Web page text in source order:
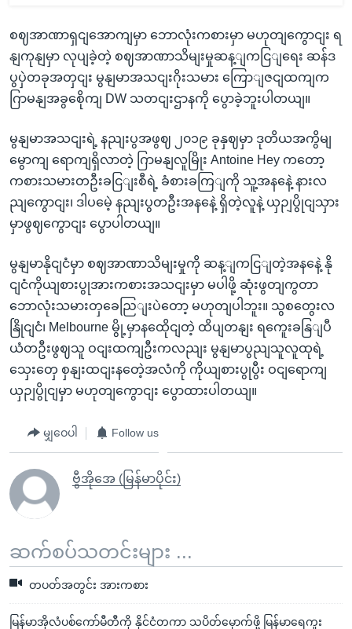
စဈအာဏာရှငျအောကျမှာ ဘောလုံးကစားမှာ မဟုတျကွောငျး ရ
နျကုနျမှာ လုပျခဲ့တဲ့ စဈအာဏာသိမျးမှုဆန့ျကငြျရေး ဆန်ဒ
ပွပှဲတခုအတှငျး မွနျမာအသငျးဂိုးသမား ကြောျဇငျထကျက
ဂြာမနျအခွစေိုကျ DW သတငျးဌာနကို ပွောခဲ့ဘူးပါတယျ။
မွနျမာအသငျးရဲ့ နညျးပွအဖွဈ ၂၀၁၉ ခုနှဈမှာ ဒုတိယအကွိမျ
မွောကျ ရောကျရှိလာတဲ့ ဂြာမနျလူမြိုး Antoine Hey ကတော့
ကစားသမားတဦးခငြျးစီရဲ့ ခံစားခကြျကို သူ့အနနေဲ့ နားလ
ညျကွောငျး၊ ဒါပမေဲ့ နညျးပွတဦးအနနေဲ့ ရှိတဲ့လူနဲ့ ယှဉျပွိုငျသှား
မှာဖွဈကွောငျး ပွောပါတယျ။
မွနျမာနိုငျငံမှာ စဈအာဏာသိမျးမှုကို ဆန့ျကငြျတဲ့အနနေဲ့ နို
ငျငံကိုယျစားပွုအားကစားအသငျးမှာ မပါဖို့ ဆုံးဖွတျကွတာ
ဘောလုံးသမားတှခေညြျးပဲတော့ မဟုတျပါဘူး။ သွစတွေးလ
နြိုငျငံ၊ Melbourne မွို့မှာနထေိုငျတဲ့ ထိပျတနျး ရကေူးခနြျပီ
ယံတဦးဖွဈသူ ဝငျးထကျဦးကလညျး မွနျမာပွညျသူလူထုရဲ့
သှေးတှေ စှနျးထငျးနတေဲ့အလံကို ကိုယျစားပွုပွီး ဝငျရောကျ
ယှဉျပွိုငျမှာ မဟုတျကွောငျး ပွောထားပါတယျ။
မျှဝေပါ Follow us
ဗွီအိုအေ (မြန်မာပိုင်း)
ဆက်စပ်သတင်းများ ...
တပတ်အတွင်း အားကစား
မြန်မာအိုလံပစ်ကော်မီတီကို နိုင်ငံတကာ သပိတ်မှောက်ဖို့ မြန်မာရေကူး